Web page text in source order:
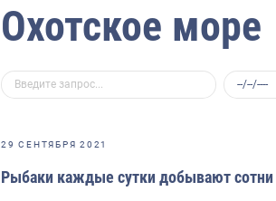
Охотское море
29 СЕНТЯБРЯ 2021
Рыбаки каждые сутки добывают